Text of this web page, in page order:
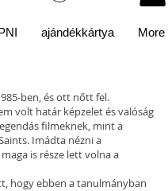
ajándékkártya More
ben, és ott nőtt fel.
volt határ képzelet és valóság
filmeknek, mint a
Imádta nézni a
is része lett volna a
hogy ebben a tanulmányban